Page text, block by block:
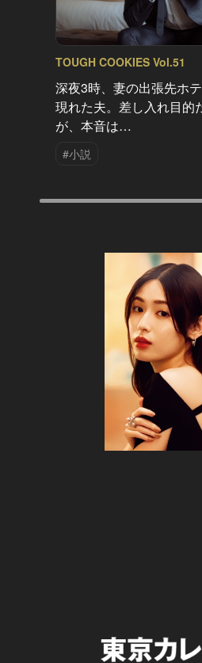
TOUGH COOKIES Vol.51
深夜3時、妻の出張先ホ
現れた夫。差し入れ目的
が、本音は…
#小説